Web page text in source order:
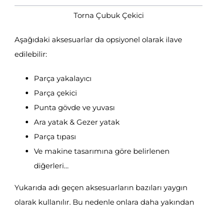
Torna Çubuk Çekici
Aşağıdaki aksesuarlar da opsiyonel olarak ilave
edilebilir:
Parça yakalayıcı
Parça çekici
Punta gövde ve yuvası
Ara yatak & Gezer yatak
Parça tıpası
Ve makine tasarımına göre belirlenen
diğerleri…
Yukarıda adı geçen aksesuarların bazıları yaygın
olarak kullanılır. Bu nedenle onlara daha yakından